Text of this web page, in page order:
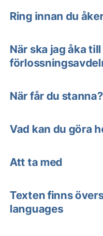
Ring innan du
När ska jag åka till
När får du stanna?
Vad kan du göra
Att ta med
Texten finns
languages